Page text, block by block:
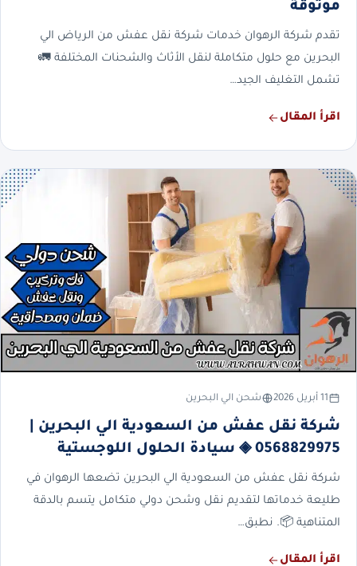
موثوقة
تقدم شركة الرهوان خدمات شركة نقل عفش من الرياض الي
البحرين مع حلول متكاملة لنقل الأثاث والشحنات المختلفة 🚛
تشمل التغليف الجيد…
اقرأ المقال
11 أبريل 2026 شحن الي البحرين
شركة نقل عفش من السعودية الي البحرين |
0568829975 ◈ سيادة الحلول اللوجستية
شركة نقل عفش من السعودية الي البحرين تضعها الرهوان في
طليعة خدماتها لتقديم نقل وشحن دولي متكامل يتسم بالدقة
المتناهية 📦. نطبق…
اقرأ المقال